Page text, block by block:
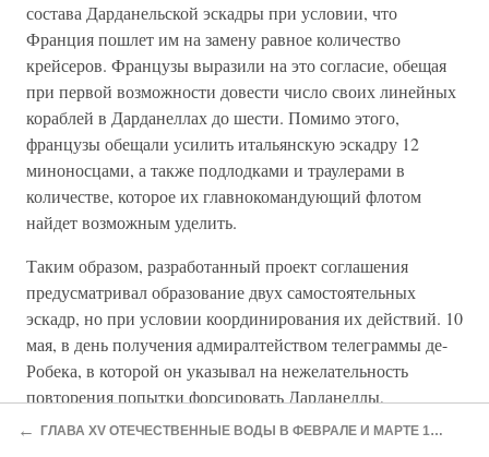
состава Дарданельской эскадры при условии, что
Франция пошлет им на замену равное количество
крейсеров. Французы выразили на это согласие, обещая
при первой возможности довести число своих линейных
кораблей в Дарданеллах до шести. Помимо этого,
французы обещали усилить итальянскую эскадру 12
миноносцами, а также подлодками и траулерами в
количестве, которое их главнокомандующий флотом
найдет возможным уделить.
Таким образом, разработанный проект соглашения
предусматривал образование двух самостоятельных
эскадр, но при условии координирования их действий. 10
мая, в день получения адмиралтейством телеграммы де-
Робека, в которой он указывал на нежелательность
повторения попытки форсировать Дарданеллы,
конвенция была подписана.
← ГЛАВА XV ОТЕЧЕСТВЕННЫЕ ВОДЫ В ФЕВРАЛЕ И МАРТЕ 1915 г. БРИТАНСКАЯ «БЛОКАДА» И ГЕРМАНСКАЯ «ВОЕННАЯ ЗОНА»